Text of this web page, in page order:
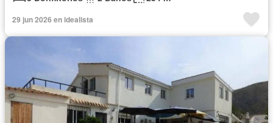
29 jun 2026 en idealista